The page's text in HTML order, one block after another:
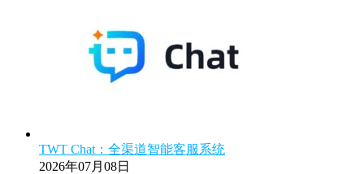
TWT Chat：全渠道智能客服系统
2026年07月08日